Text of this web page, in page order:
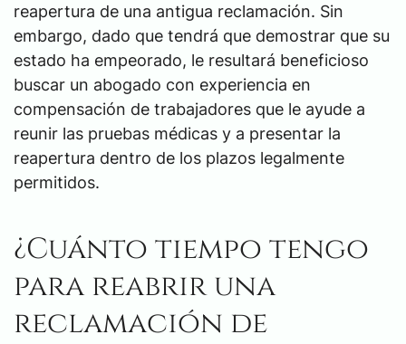
reapertura de una antigua reclamación. Sin
embargo, dado que tendrá que demostrar que su
estado ha empeorado, le resultará beneficioso
buscar un abogado con experiencia en
compensación de trabajadores que le ayude a
reunir las pruebas médicas y a presentar la
reapertura dentro de los plazos legalmente
permitidos.
¿Cuánto tiempo tengo
para reabrir una
reclamación de